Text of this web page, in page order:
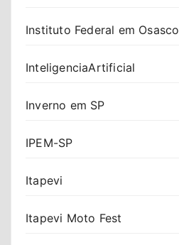
Instituto Federal em Osasco
InteligenciaArtificial
Inverno em SP
IPEM-SP
Itapevi
Itapevi Moto Fest